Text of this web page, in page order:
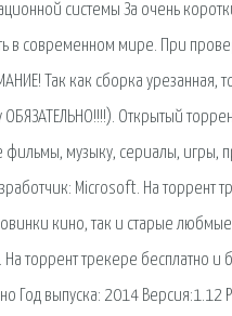
системы За очень
в современном мире. При
Так как сборка урезанная,
Открытый
музыку, сериалы, игры,
Microsoft. На
кино, так и старые
На торрент трекере бесплатно
Год выпуска: 2014